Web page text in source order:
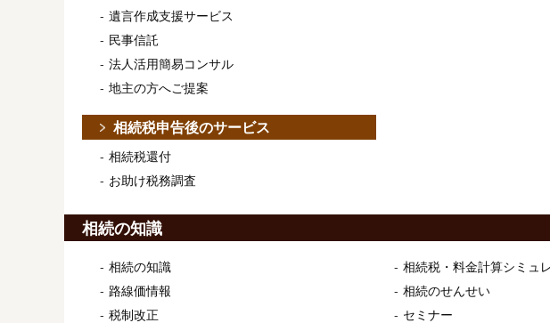
遺言作成支援サービス
民事信託
法人活用簡易コンサル
地主の方へご提案
相続税申告後のサービス
相続税還付
お助け税務調査
相続の知識
相続の知識
路線価情報
税制改正
相続税・料金計算シミュ
相続のせんせい
セミナー